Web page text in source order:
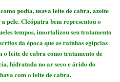
podia, usava leite de cabra, azeite
pele.Cleópatra bem representou o
tempos, imortalizou seu tratamento
da época que as rainhas egípcias
leite de cabra como tratamento de
hidratada no ar seco e árido do
com o leite de cabra.